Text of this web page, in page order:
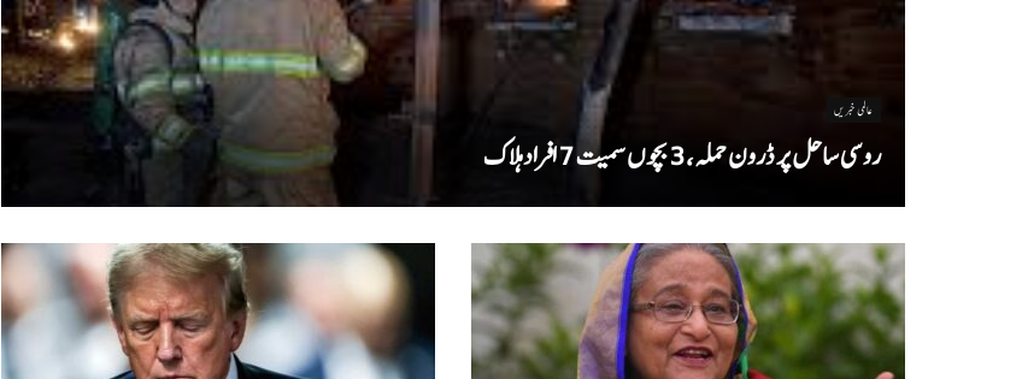
عالمی خبریں
روسی ساحل پر ڈرون حملہ، 3 بچوں سمیت 7 افراد ہلاک